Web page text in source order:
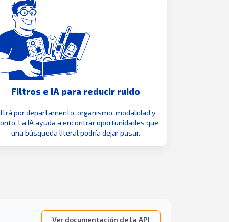
Filtros e IA para reducir ruido
por departamento, organismo, modalidad y
La IA ayuda a encontrar oportunidades que
una búsqueda literal podría dejar pasar.
Ver documentación de la API